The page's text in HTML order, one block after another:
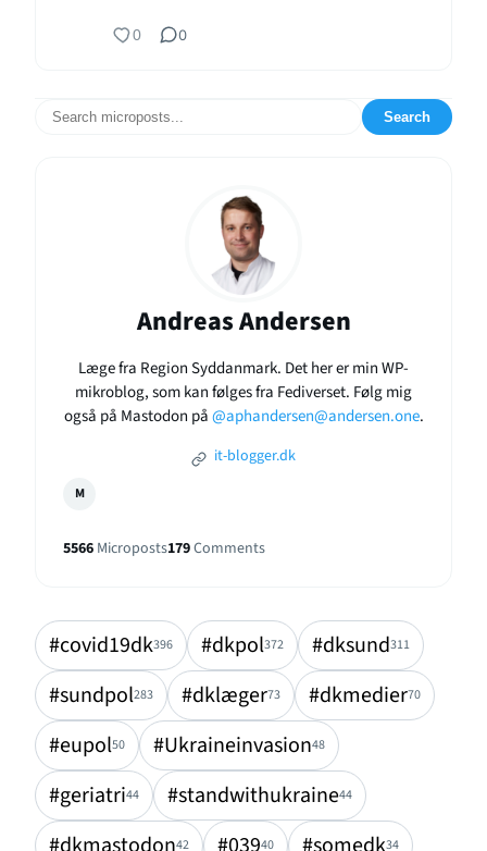
0 0
Search
Andreas Andersen
Læge fra Region Syddanmark. Det her er min WP-
mikroblog, som kan følges fra Fediverset. Følg mig
også på Mastodon på@aphandersen@andersen.one.
it-blogger.dk
M
5566 Microposts179Comments
#covid19dk396 #dkpol372 #dksund311
#sundpol283 #dklæger73 #dkmedier70
#eupol50 #Ukraineinvasion48
#geriatri44 #standwithukraine44
42 40 34